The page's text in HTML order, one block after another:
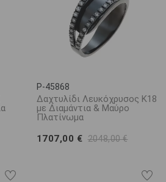
P-45868
Δαχτυλίδι Λευκόχρυσος Κ18
με Διαμάντια & Μαύρο
Πλατίνωμα
1707,00 € 2048,00 €